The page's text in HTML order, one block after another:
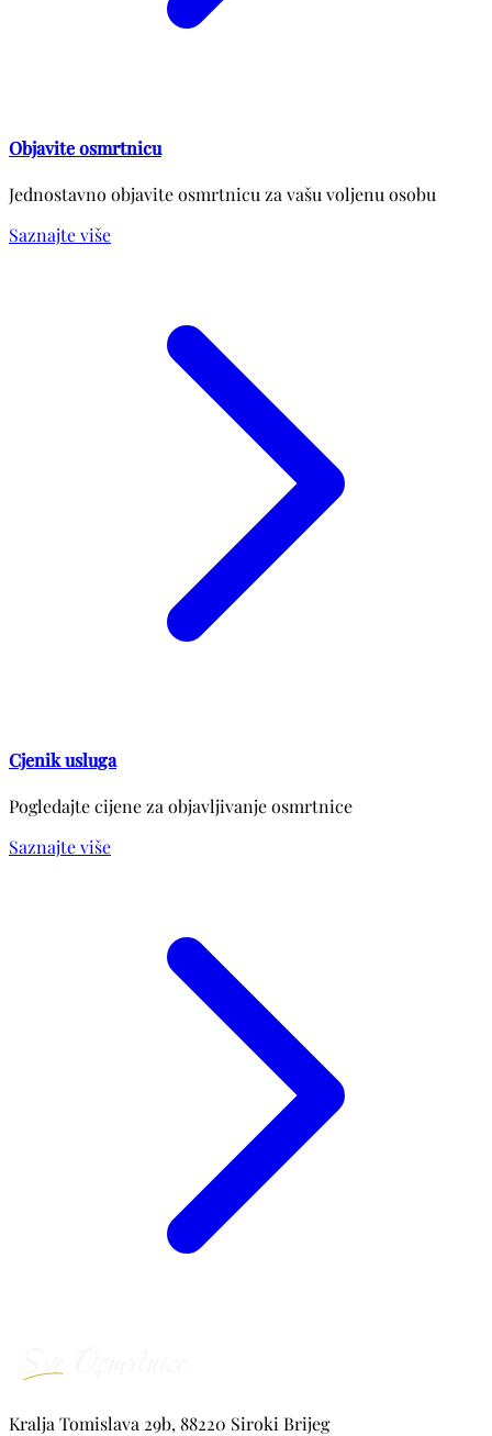
Objavite osmrtnicu
Jednostavno objavite osmrtnicu za vašu voljenu osobu
Saznajte više
Cjenik usluga
Pogledajte cijene za objavljivanje osmrtnice
Saznajte više
Kralja Tomislava 29b, 88220 Siroki Brijeg